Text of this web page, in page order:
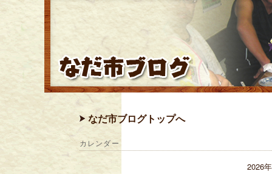
なだ市ブログトップへ
カレンダー
2026